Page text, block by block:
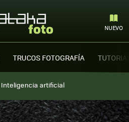
NUEVO
TRUCOS FOTOGRAFÍA
Inteligencia artificial